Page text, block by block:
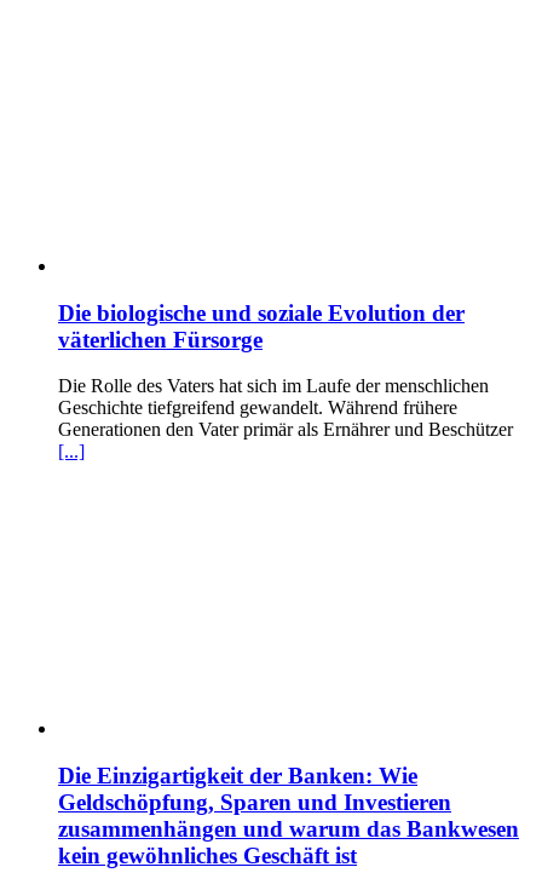
Die biologische und soziale Evolution der
väterlichen Fürsorge
Die Rolle des Vaters hat sich im Laufe der menschlichen
Geschichte tiefgreifend gewandelt. Während frühere
Generationen den Vater primär als Ernährer und Beschützer
[...]
Die Einzigartigkeit der Banken: Wie
Geldschöpfung, Sparen und Investieren
zusammenhängen und warum das Bankwesen
kein gewöhnliches Geschäft ist